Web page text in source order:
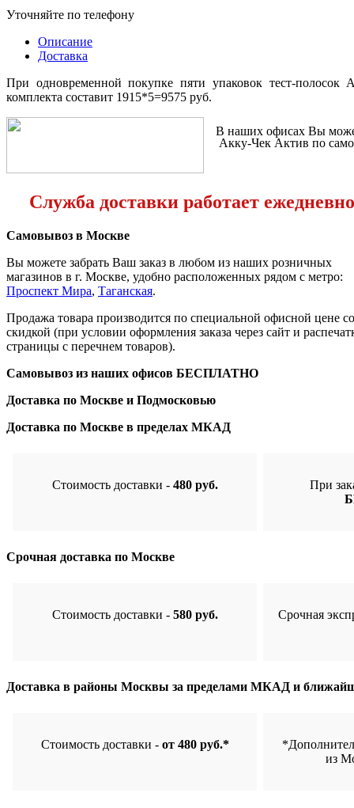
Уточняйте по телефону
Описание
Доставка
При одновременной покупке пяти упаковок тест-
комплекта составит 1915*5=9575 руб.
В наших офисах Вы
Акку-Чек Актив по
Служба доставки работает
Самовывоз в Москве
Вы можете забрать Ваш заказ в любом из наших розничных
магазинов в г. Москве, удобно расположенных рядом с метро:
Проспект Мира, Таганская.
Продажа товара производится по специальной офисной цене со
скидкой (при условии оформления заказа через сайт и
страницы с перечнем товаров).
Самовывоз из наших офисов БЕСПЛАТНО
Доставка по Москве и Подмосковью
Доставка по Москве в пределах МКАД
Стоимость доставки - 480 руб.
При
Срочная доставка по Москве
Стоимость доставки - 580 руб. Срочная
Доставка в районы Москвы за пределами МКАД и
Стоимость доставки - от 480 руб.*
из